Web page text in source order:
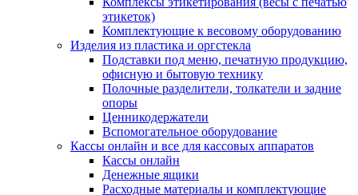
этикеток)
Комплектующие к весовому оборудованию
Изделия из пластика и оргстекла
Подставки под меню, печатную продукцию,
офисную и бытовую технику
Полочные разделители, толкатели и задние
опоры
Ценникодержатели
Вспомогательное оборудование
Кассы онлайн и все для кассовых аппаратов
Кассы онлайн
Денежные ящики
Расходные материалы и комплектующие